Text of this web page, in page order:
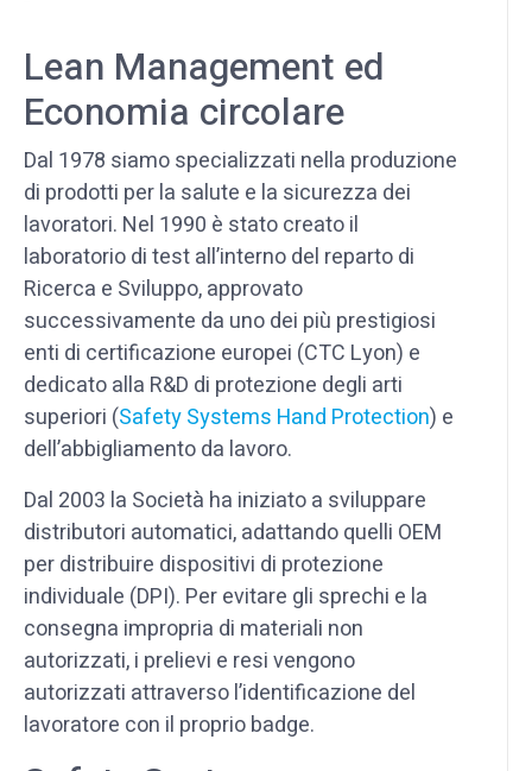
Lean Management ed
Economia circolare
Dal 1978 siamo specializzati nella produzione
di prodotti per la salute e la sicurezza dei
lavoratori. Nel 1990 è stato creato il
laboratorio di test all’interno del reparto di
Ricerca e Sviluppo, approvato
successivamente da uno dei più prestigiosi
enti di certificazione europei (CTC Lyon) e
dedicato alla R&D di protezione degli arti
superiori (Safety Systems Hand Protection) e
dell’abbigliamento da lavoro.
Dal 2003 la Società ha iniziato a sviluppare
distributori automatici, adattando quelli OEM
per distribuire dispositivi di protezione
individuale (DPI). Per evitare gli sprechi e la
consegna impropria di materiali non
autorizzati, i prelievi e resi vengono
autorizzati attraverso l’identificazione del
lavoratore con il proprio badge.